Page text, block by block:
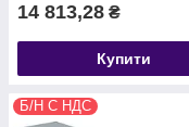
14 813,28 ₴
Купити
Б/Н С НДС